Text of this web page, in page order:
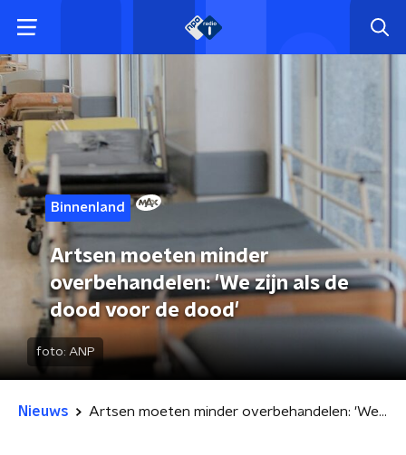
Binnenland
Artsen moeten minder
overbehandelen: 'We zijn als de
dood voor de dood'
foto: ANP
Nieuws Artsen moeten minder overbehandelen: 'We zijn als de dood voor de dood'